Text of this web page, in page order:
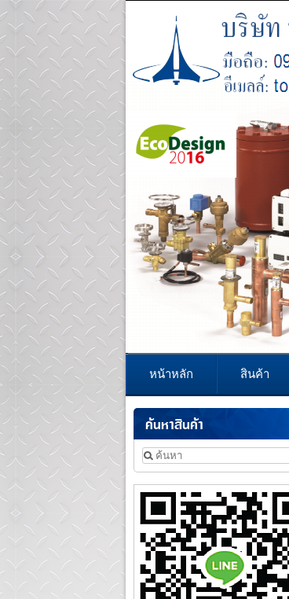
หน้าหลัก สินค้า
ค้นหาสินค้า